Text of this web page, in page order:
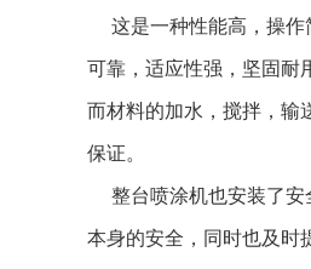
这是一种性能高，操作
可靠，适应性强，坚固耐
而材料的加水，搅拌，输
保证。
整台喷涂机也安装了安
本身的安全，同时也及时